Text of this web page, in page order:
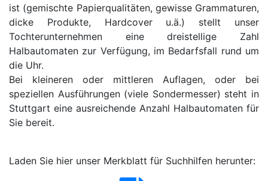
ist (gemischte Papierqualitäten, gewisse Grammaturen,
dicke Produkte, Hardcover u.ä.) stellt unser
Tochterunternehmen eine dreistellige Zahl
Halbautomaten zur Verfügung, im Bedarfsfall rund um
die Uhr.
Bei kleineren oder mittleren Auflagen, oder bei
speziellen Ausführungen (viele Sondermesser) steht in
Stuttgart eine ausreichende Anzahl Halbautomaten für
Sie bereit.
Laden Sie hier unser Merkblatt für Suchhilfen herunter: